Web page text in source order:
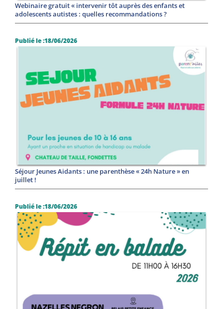
Webinaire gratuit « intervenir tôt auprès des enfants et
adolescents autistes : quelles recommandations ?
Publié le :18/06/2026
Séjour Jeunes Aidants : une parenthèse « 24h Nature » en
juillet !
Publié le :18/06/2026